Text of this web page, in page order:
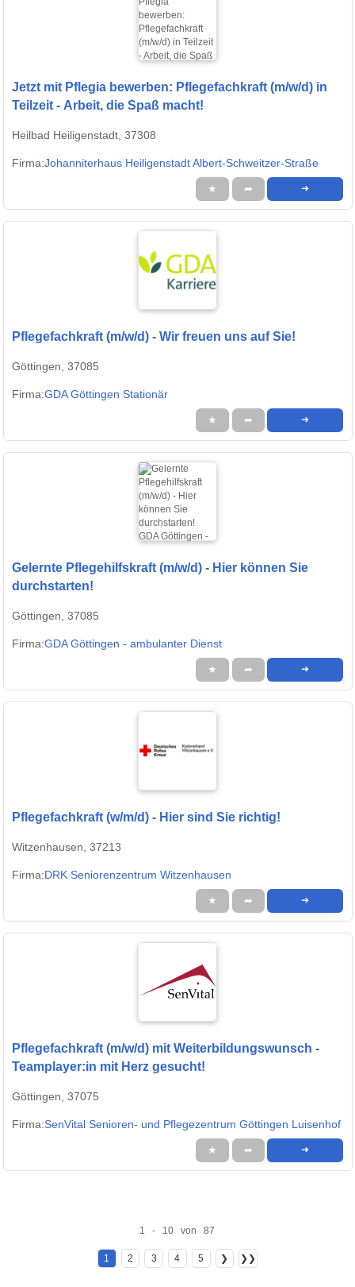
Jetzt mit Pflegia bewerben: Pflegefachkraft (m/w/d) in
Teilzeit - Arbeit, die Spaß macht!
Heilbad Heiligenstadt, 37308
Firma:Johanniterhaus Heiligenstadt Albert-Schweitzer-Straße
★ ➦ ➜
Pflegefachkraft (m/w/d) - Wir freuen uns auf Sie!
Göttingen, 37085
Firma:GDA Göttingen Stationär
★ ➦ ➜
Gelernte Pflegehilfskraft (m/w/d) - Hier können Sie
durchstarten!
Göttingen, 37085
Firma:GDA Göttingen - ambulanter Dienst
★ ➦ ➜
Pflegefachkraft (w/m/d) - Hier sind Sie richtig!
Witzenhausen, 37213
Firma:DRK Seniorenzentrum Witzenhausen
★ ➦ ➜
Pflegefachkraft (m/w/d) mit Weiterbildungswunsch -
Teamplayer:in mit Herz gesucht!
Göttingen, 37075
Firma:SenVital Senioren- und Pflegezentrum Göttingen Luisenhof
★ ➦ ➜
1 - 10 von 87
1 2 3 4 5 ❯ ❯❯